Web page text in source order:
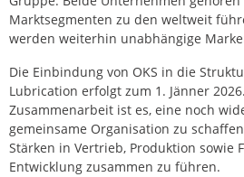
Marktsegmenten zu den weltweit
werden weiterhin unabhängige
Die Einbindung von OKS in die
Lubrication erfolgt zum 1. Jänner
Zusammenarbeit ist es, eine noch
gemeinsame Organisation zu
Stärken in Vertrieb, Produktion sowie
Entwicklung zusammen zu führen.